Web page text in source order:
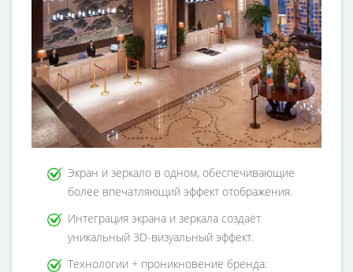
Экран и зеркало в одном, обеспечивающие
более впечатляющий эффект отображения.
Интеграция экрана и зеркала создаёт
уникальный 3D-визуальный эффект.
Технологии + проникновение бренда: